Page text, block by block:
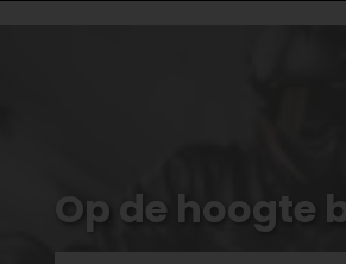
Op de hoogte